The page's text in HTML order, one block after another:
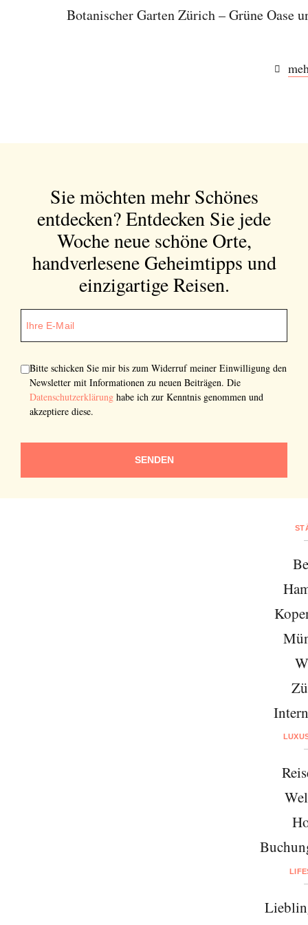
Botanischer Garten Zürich – Grüne Oase
Sie möchten mehr Schönes
entdecken?Entdecken Sie jede
Woche neue schöne Orte,
handverlesene Geheimtipps und
einzigartige Reisen.
Bitte schicken Sie mir bis zum Widerruf meiner Einwilligung den
Newsletter mit Informationen zu neuen Beiträgen. Die
Datenschutzerklärung habe ich zur Kenntnis genommen und
akzeptiere diese.
SENDEN